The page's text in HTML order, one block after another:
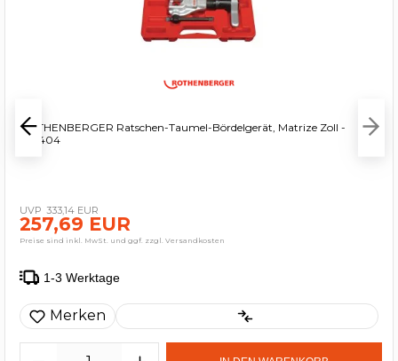
ROTHENBERGER Ratschen-Taumel-Bördelgerät, Matrize Zoll -
222404
333,14 EUR
257,69 EUR
Preise sind inkl. MwSt. und ggf. zzgl. Versandkosten
1-3 Werktage
Merken